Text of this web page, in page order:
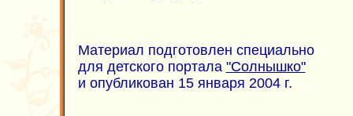
Материал подготовлен специально
для детского портала "Солнышко"
и опубликован 15 января 2004 г.